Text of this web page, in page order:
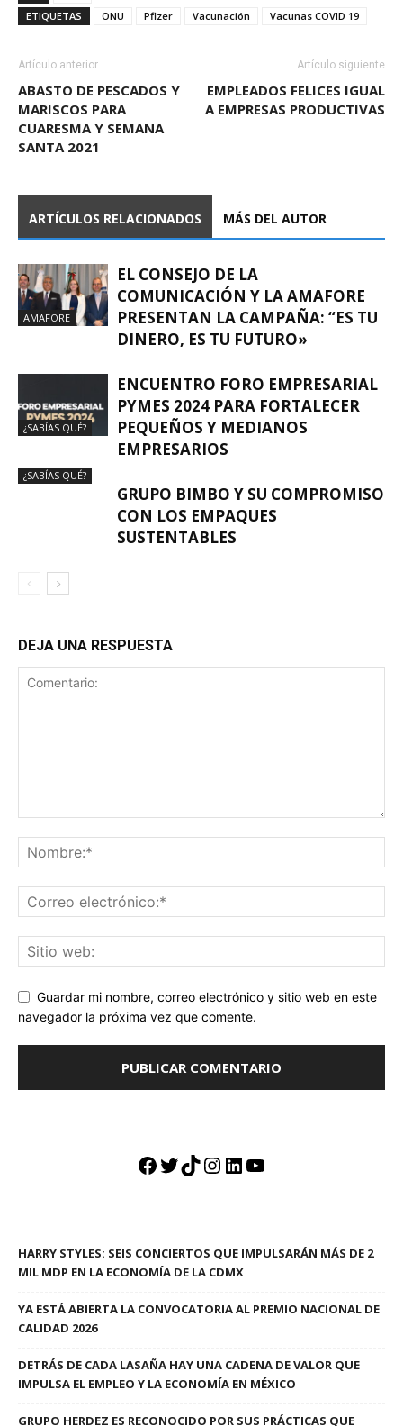
ETIQUETAS
ONU Pfizer Vacunación Vacunas COVID 19
Artículo anterior
ABASTO DE PESCADOS Y
MARISCOS PARA
CUARESMA Y SEMANA
SANTA 2021
Artículo siguiente
EMPLEADOS FELICES IGUAL
A EMPRESAS PRODUCTIVAS
ARTÍCULOS RELACIONADOS MÁS DEL AUTOR
AMAFORE
EL CONSEJO DE LA
COMUNICACIÓN Y LA AMAFORE
PRESENTAN LA CAMPAÑA: “ES TU
DINERO, ES TU FUTURO»
¿SABÍAS QUÉ?
ENCUENTRO FORO EMPRESARIAL
PYMES 2024 PARA FORTALECER
PEQUEÑOS Y MEDIANOS
EMPRESARIOS
¿SABÍAS QUÉ?
GRUPO BIMBO Y SU COMPROMISO
CON LOS EMPAQUES
SUSTENTABLES
DEJA UNA RESPUESTA
Guardar mi nombre, correo electrónico y sitio web en este
navegador la próxima vez que comente.
Facebook
Twitter
TikTok
Instagram
LinkedIn
YouTube
HARRY STYLES: SEIS CONCIERTOS QUE IMPULSARÁN MÁS DE 2
MIL MDP EN LA ECONOMÍA DE LA CDMX
YA ESTÁ ABIERTA LA CONVOCATORIA AL PREMIO NACIONAL DE
CALIDAD 2026
DETRÁS DE CADA LASAÑA HAY UNA CADENA DE VALOR QUE
IMPULSA EL EMPLEO Y LA ECONOMÍA EN MÉXICO
GRUPO HERDEZ ES RECONOCIDO POR SUS PRÁCTICAS QUE